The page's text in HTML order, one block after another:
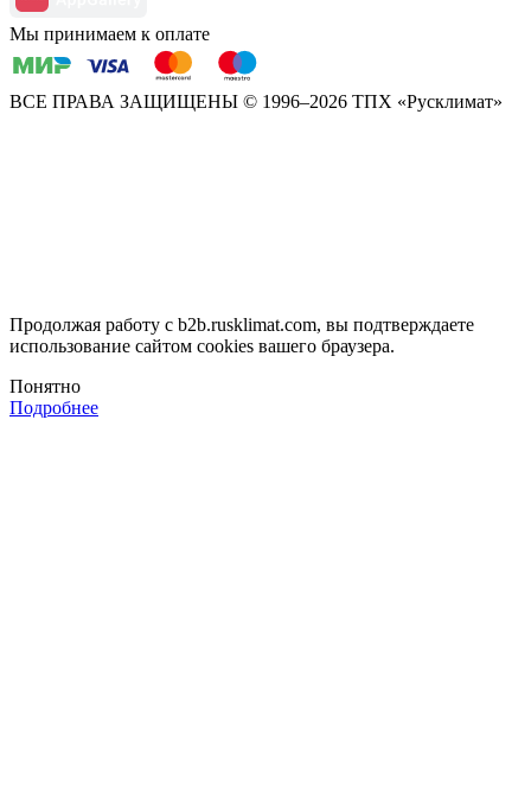
Мы принимаем к оплате
ВСЕ ПРАВА ЗАЩИЩЕНЫ © 1996–2026 ТПХ «Русклимат»
Продолжая работу с b2b.rusklimat.com, вы подтверждаете
использование сайтом cookies вашего браузера.
Понятно
Подробнее